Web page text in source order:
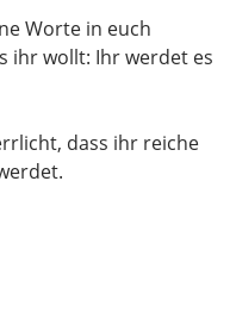
Worte in euch
ihr wollt: Ihr werdet es
dass ihr reiche